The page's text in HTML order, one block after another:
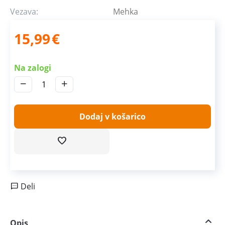
Vezava:
Mehka
15,99€
Na zalogi
+
−
Dodaj v košarico
Deli